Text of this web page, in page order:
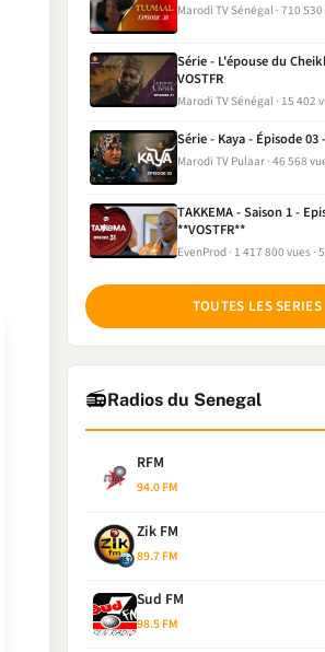
Marodi TV Sénégal 710
Série - L'épouse du
VOSTFR
Marodi TV Sénégal 15 402
Série - Kaya - Épisode 03
Marodi TV Pulaar 46 568
TAKKEMA - Saison 1 -
**VOSTFR**
EvenProd 1 417 800 vues
TOUTES LES SERIES
📻Radios du Senegal
RFM
94.0 FM
Zik FM
89.7 FM
Sud FM
98.5 FM